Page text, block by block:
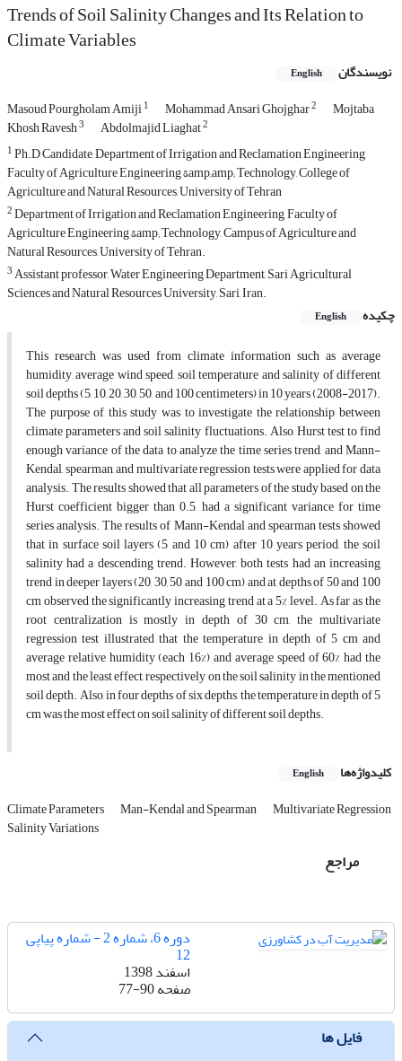
Trends of Soil Salinity Changes and Its Relation to
Climate Variables
نویسندگان English
Masoud Pourgholam Amiji1 Mohammad Ansari Ghojghar2 Mojtaba
Khosh Ravesh3 Abdolmajid Liaghat2
1Ph.D Candidate, Department of Irrigation and Reclamation Engineering,
Faculty of Agriculture Engineering &amp;amp; Technology, College of
Agriculture and Natural Resources, University of Tehran
2Department of Irrigation and Reclamation Engineering, Faculty of
Agriculture Engineering &amp; Technology, Campus of Agriculture and
Natural Resources, University of Tehran.
3Assistant professor, Water Engineering Department, Sari Agricultural
Sciences and Natural Resources University, Sari, Iran.
چکیده
English
This research was used from climate information such as average
humidity, average wind speed, soil temperature and salinity of different
soil depths (5, 10, 20, 30, 50, and 100 centimeters) in 10 years (2008-2017).
The purpose of this study was to investigate the relationship between
climate parameters and soil salinity fluctuations. Also, Hurst test to find
enough variance of the data to analyze the time series trend, and Mann-
Kendal, spearman, and multivariate regression tests were applied for data
analysis. The results showed that all parameters of the study based on the
Hurst coefficient bigger than 0.5, had a significant variance for time
series analysis. The results of Mann-Kendal and spearman tests showed
that in surface soil layers (5 and 10 cm) after 10 years period, the soil
salinity had a descending trend. However, both tests had an increasing
trend in deeper layers (20, 30, 50 and 100 cm) and at depths of 50 and 100
cm observed the significantly increasing trend at a 5% level. As far as the
root centralization is mostly in depth of 30 cm, the multivariate
regression test illustrated that the temperature in depth of 5 cm and
average relative humidity (each 16%) and average speed of 60% had the
most and the least effect, respectively on the soil salinity in the mentioned
soil depth. Also, in four depths of six depths, the temperature in depth of 5
cm was the most effect on soil salinity of different soil depths.
کلیدواژه‌ها English
Climate Parameters Man-Kendal and Spearman Multivariate Regression
Salinity Variations
مراجع
دوره 6، شماره 2 - شماره پیاپی
12
اسفند 1398
صفحه77-90
فایل ها